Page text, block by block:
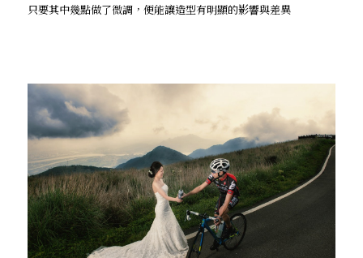
只要其中幾點做了微調，便能讓造型有明顯的影響與差異